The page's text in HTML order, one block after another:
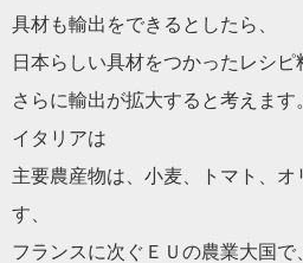
具材も輸出をできるとしたら、
日本らしい具材をつかったレシピ
さらに輸出が拡大すると考えます
イタリアは
主要農産物は、小麦、トマト、
す、
フランスに次ぐＥＵの農業大国